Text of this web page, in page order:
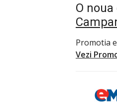
O
Promotia
Vezi